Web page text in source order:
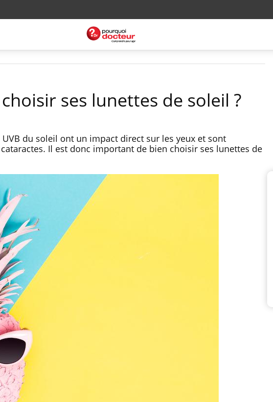
ses lunettes de soleil ?
du soleil ont un impact direct sur les yeux et sont
Il est donc important de bien choisir ses lunettes de